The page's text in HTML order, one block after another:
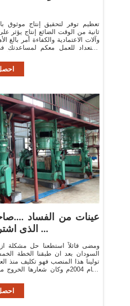
تعظيم توفر لتحقيق إنتاج موثوق
ثانية من الوقت الضائع إنتاج يؤثر
وآلات الاعتمادية والكفاءة أمر بالغ
استعداد للعمل معكم لمساعدتك
عينات من الفساد
الذى اشترى الشارع ...
ومضى قائلاً استطعنا حل مشكلة
السودان بعد ان طبقنا الخطة
العام 2004م وكان شعارها